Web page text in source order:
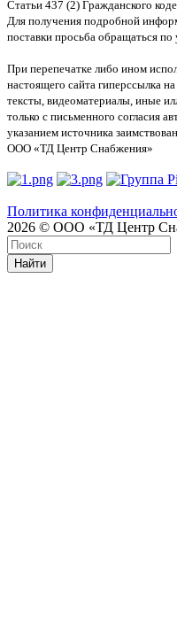
Статьи 437 (2) Гражданского
Для получения подробной
поставки просьба обращаться по
При перепечатке либо ином
настоящего сайта гиперссылка
тексты, видеоматериалы, иные
только с письменного согласия
указанием источника
ООО «ТД Центр Снабжения»
Политика
2026 © ООО «ТД Центр
Найти